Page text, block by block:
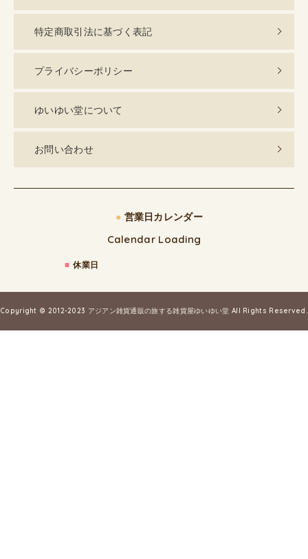
特定商取引法に基づく表記
プライバシーポリシー
ゆいゆい堂について
お問い合わせ
● 営業日カレンダー
Calendar Loading
■ 休業日
Copyright © 2012-2023 アジアン雑貨通販の旅する雑貨屋ゆいゆい堂 All Rights Reserved.